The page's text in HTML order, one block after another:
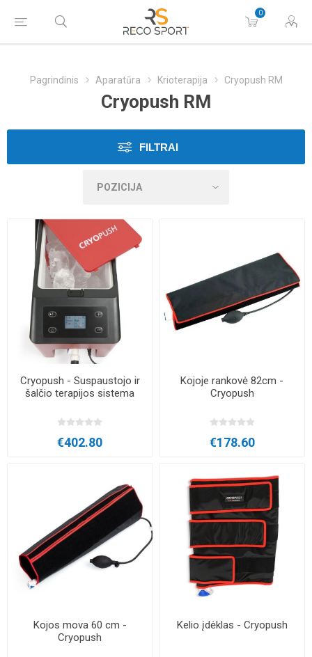
0
Pagrindinis Aparatūra Krioterapija Cryopush RM
Cryopush RM
FILTRAI
Cryopush - Suspaustojo ir
šalčio terapijos sistema
€402.80
Kojoje rankovė 82cm -
Cryopush
€178.60
Kojos mova 60 cm -
Cryopush
Kelio įdėklas - Cryopush